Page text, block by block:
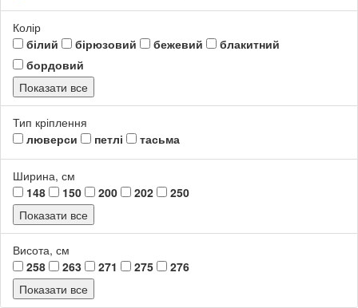
Колір
білий
бірюзовий бежевий
блакитний
бордовий
Показати все
Тип кріплення
люверси
петлі тасьма
Ширина, см
148
150 200 202
250
Показати все
Висота, см
258
263 271 275
276
Показати все